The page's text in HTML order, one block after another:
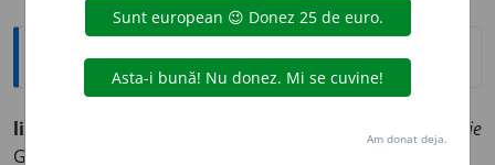
Explicative DEX
liliachiu
cravată liliachie
GHICA.
Am donat deja.